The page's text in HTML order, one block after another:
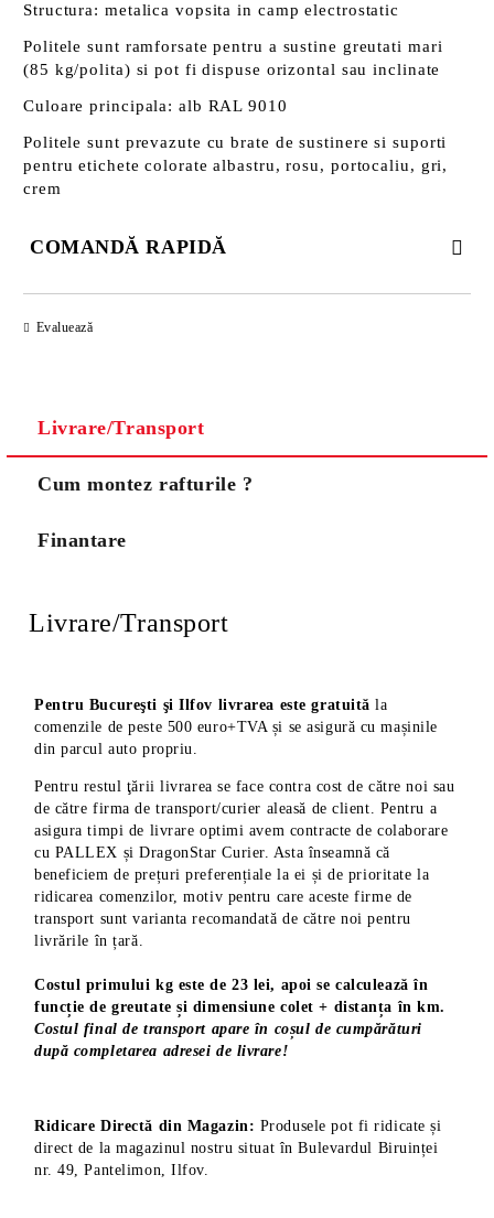
Structura: metalica vopsita in camp electrostatic
Politele sunt ramforsate pentru a sustine greutati mari
(85 kg/polita) si pot fi dispuse orizontal sau inclinate
Culoare principala: alb RAL 9010
Politele sunt prevazute cu brate de sustinere si suporti
pentru etichete colorate albastru, rosu, portocaliu, gri,
crem
COMANDĂ RAPIDĂ
Evaluează
Livrare/Transport
Cum montez rafturile ?
Finantare
Livrare/Transport
Pentru Bucureşti şi Ilfov livrarea este gratuită la
comenzile de peste 500 euro+TVA și se asigură cu mașinile
din parcul auto propriu.
Pentru restul ţării livrarea se face contra cost de către noi sau
de către firma de transport/curier aleasă de client. Pentru a
asigura timpi de livrare optimi avem contracte de colaborare
cu PALLEX și DragonStar Curier. Asta înseamnă că
beneficiem de prețuri preferențiale la ei și de prioritate la
ridicarea comenzilor, motiv pentru care aceste firme de
transport sunt varianta recomandată de către noi pentru
livrările în țară.
Costul primului kg este de 23 lei, apoi se calculează în
funcție de greutate și dimensiune colet + distanța în km.
Costul final de transport apare în coșul de cumpărături
după completarea adresei de livrare!
Ridicare Directă din Magazin: Produsele pot fi ridicate și
direct de la magazinul nostru situat în Bulevardul Biruinței
nr. 49, Pantelimon, Ilfov.